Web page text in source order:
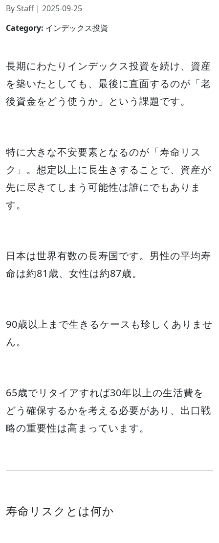
By Staff | 2025-09-25
Category: インデックス投資
長期にわたりインデックス投資を続け、資産
を築いたとしても、最後に直面するのが「老
後資金をどう使うか」という課題です。
特に大きな不安要素となるのが「寿命リス
ク」。想定以上に長生きすることで、資産が
先に尽きてしまう可能性は誰にでもありま
す。
日本は世界有数の長寿国です。男性の平均寿
命は約81歳、女性は約87歳。
90歳以上まで生きるケースも珍しくありませ
ん。
65歳でリタイアすれば30年以上の生活費を
どう確保するかを考える必要があり、出口戦
略の重要性は高まっています。
寿命リスクとは何か